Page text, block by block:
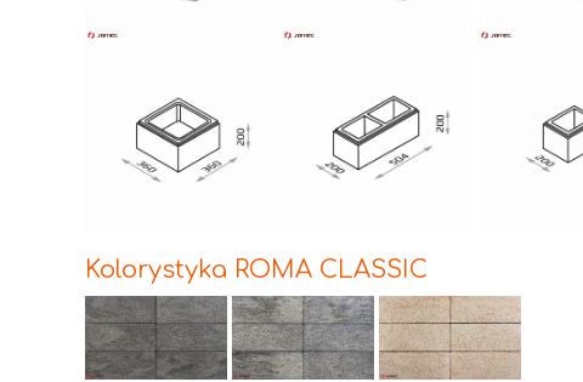
Kolorystyka ROMA CLASSIC